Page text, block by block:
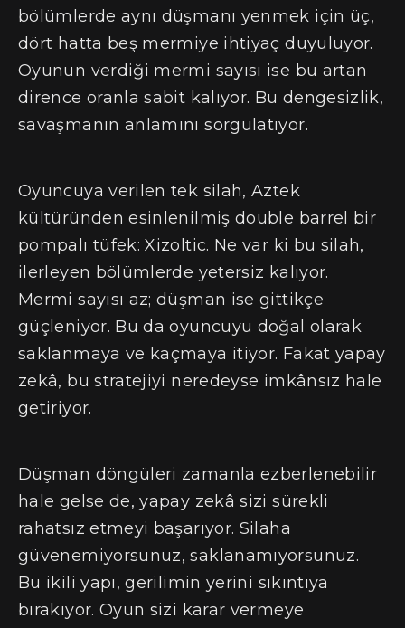
bölümlerde aynı düşmanı yenmek için üç,
dört hatta beş mermiye ihtiyaç duyuluyor.
Oyunun verdiği mermi sayısı ise bu artan
dirence oranla sabit kalıyor. Bu dengesizlik,
savaşmanın anlamını sorgulatıyor.
Oyuncuya verilen tek silah, Aztek
kültüründen esinlenilmiş double barrel bir
pompalı tüfek: Xizoltic. Ne var ki bu silah,
ilerleyen bölümlerde yetersiz kalıyor.
Mermi sayısı az; düşman ise gittikçe
güçleniyor. Bu da oyuncuyu doğal olarak
saklanmaya ve kaçmaya itiyor. Fakat yapay
zekâ, bu stratejiyi neredeyse imkânsız hale
getiriyor.
Düşman döngüleri zamanla ezberlenebilir
hale gelse de, yapay zekâ sizi sürekli
rahatsız etmeyi başarıyor. Silaha
güvenemiyorsunuz, saklanamıyorsunuz.
Bu ikili yapı, gerilimin yerini sıkıntıya
bırakıyor. Oyun sizi karar vermeye